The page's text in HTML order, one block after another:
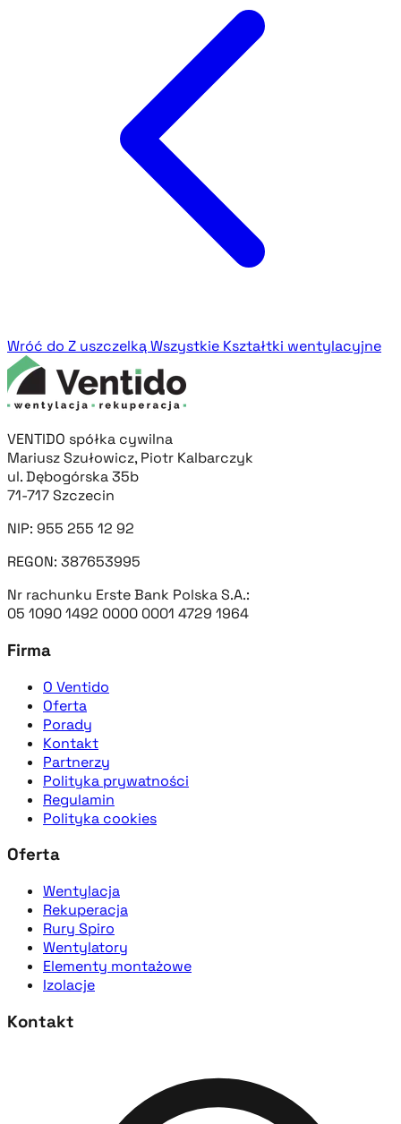
Wróć do Z uszczelkąWszystkie Kształtki wentylacyjne
VENTIDO spółka cywilna
Mariusz Szułowicz, Piotr Kalbarczyk
ul. Dębogórska 35b
71-717 Szczecin
NIP: 955 255 12 92
REGON: 387653995
Nr rachunku Erste Bank Polska S.A.:
05 1090 1492 0000 0001 4729 1964
Firma
O Ventido
Oferta
Porady
Kontakt
Partnerzy
Polityka prywatności
Regulamin
Polityka cookies
Oferta
Wentylacja
Rekuperacja
Rury Spiro
Wentylatory
Elementy montażowe
Izolacje
Kontakt